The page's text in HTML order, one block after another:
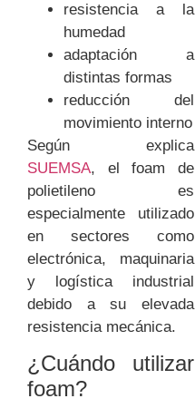
resistencia a la
humedad
adaptación a
distintas formas
reducción del
movimiento interno
Según explica
SUEMSA, el foam de
polietileno es
especialmente utilizado
en sectores como
electrónica, maquinaria
y logística industrial
debido a su elevada
resistencia mecánica.
¿Cuándo utilizar
foam?